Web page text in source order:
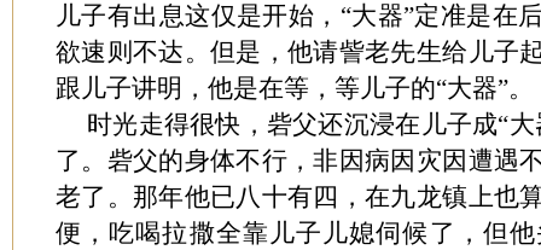
儿子有出息这仅是开始，“大器”定准是在
欲速则不达。但是，他请訾老先生给儿子
跟儿子讲明，他是在等，等儿子的“大器”。
时光走得很快，砦父还沉浸在儿子成“
了。砦父的身体不行，非因病因灾因遭遇
老了。那年他已八十有四，在九龙镇上也
便，吃喝拉撒全靠儿子儿媳伺候了，但